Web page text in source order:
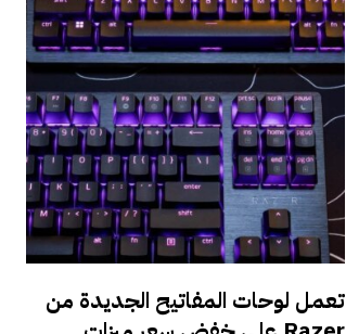
تعمل لوحات المفاتيح الجديدة من